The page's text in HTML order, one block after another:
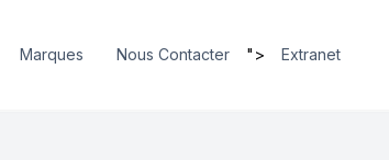
Marques Nous Contacter "> Extranet